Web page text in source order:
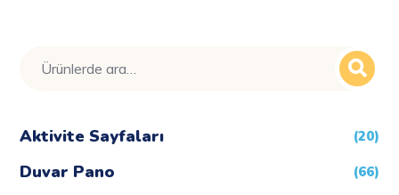
Ara:
Aktivite Sayfaları (20)
Duvar Pano (66)